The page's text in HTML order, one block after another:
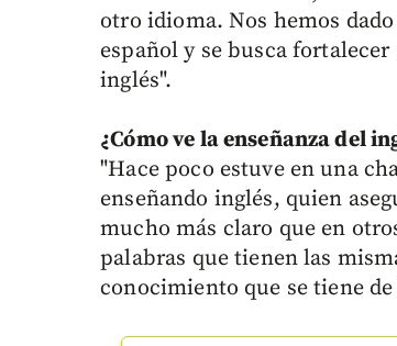
otro idioma. Nos hemos
español y se busca
inglés".
¿Cómo ve la enseñanza del
"Hace poco estuve en una
enseñando inglés, quien
mucho más claro que en
palabras que tienen las
conocimiento que se tiene